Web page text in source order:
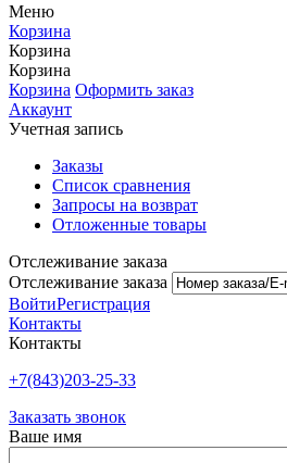
Меню
Корзина
Корзина
Корзина
Корзина Оформить заказ
Аккаунт
Учетная запись
Заказы
Список сравнения
Запросы на возврат
Отложенные товары
Отслеживание заказа
Отслеживание заказа
ВойтиРегистрация
Контакты
Контакты
+7(843)203-25-33
Заказать звонок
Ваше имя